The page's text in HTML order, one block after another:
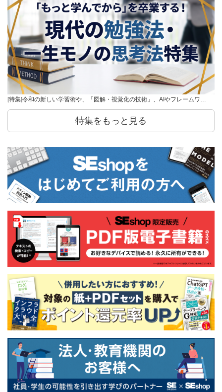
[特集]令和の新しい学習術や、「図解・視覚化の技術」、AIやフレームワ…
特集をもっと見る